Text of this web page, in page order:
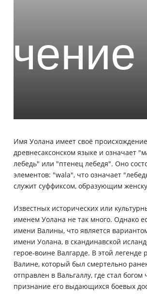
Имя Уолана имеет своё
древнесаксонском языке и означает
лебедь" или "птенец лебедя". Оно
элементов: "wala", что означает
служит суффиксом, образующим
Известных исторических или
именем Уолана не так много. Однако
имени Валины, что является
имени Уолана, в скандинавской
герое-воине Валгарде. В этой легенде
Валине, который был смертельно
отправлен в Вальгаллу, где стал богом
признание его выдающихся боевых